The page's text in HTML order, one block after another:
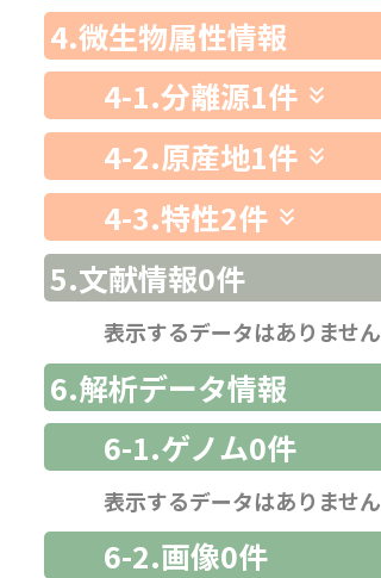
4.微生物属性情報
4-1.分離源1件
4-2.原産地1件
4-3.特性2件
5.文献情報0件
表示するデータはありません
6.解析データ情報
6-1.ゲノム0件
表示するデータはありません
6-2.画像0件